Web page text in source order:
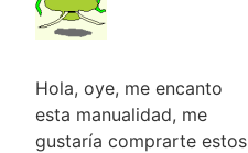
Hola, oye, me encanto
esta manualidad, me
gustaría comprarte estos